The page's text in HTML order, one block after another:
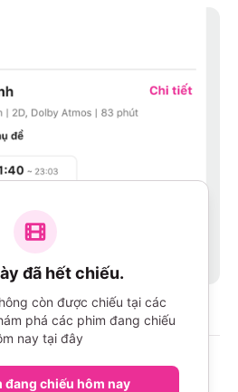
hữu ích
qua MoMo
đã hết chiếu.
còn được chiếu tại các
phá các phim đang chiếu
nay tại đây
đang chiếu hôm nay